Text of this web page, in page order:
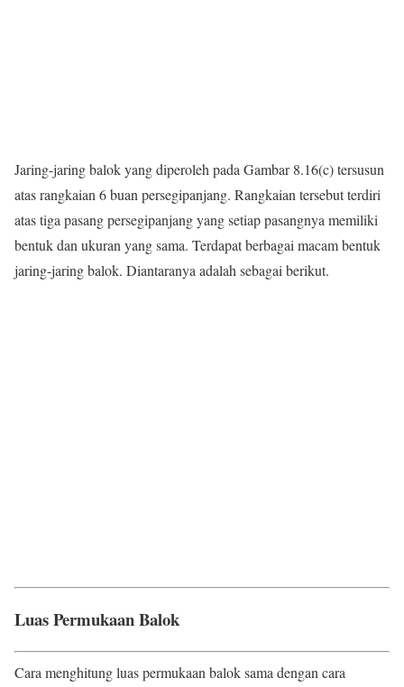
Jaring-jaring balok yang diperoleh pada Gambar 8.16(c) tersusun
atas rangkaian 6 buan persegipanjang. Rangkaian tersebut terdiri
atas tiga pasang persegipanjang yang setiap pasangnya memiliki
bentuk dan ukuran yang sama. Terdapat berbagai macam bentuk
jaring-jaring balok. Diantaranya adalah sebagai berikut.
Luas Permukaan Balok
Cara menghitung luas permukaan balok sama dengan cara